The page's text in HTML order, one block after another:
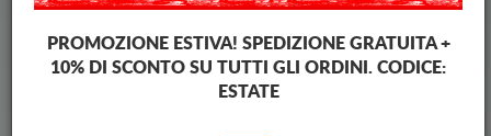
Brands
Brands
PROMOZIONE ESTIVA! SPEDIZIONE GRATUITA +
10% DI SCONTO SU TUTTI GLI ORDINI. CODICE:
ESTATE